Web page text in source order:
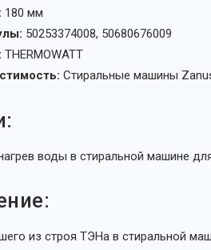
180 мм
50253374008, 50680676009
THERMOWATT
Стиральные машины
воды в стиральной машине
из строя ТЭНа в стиральной